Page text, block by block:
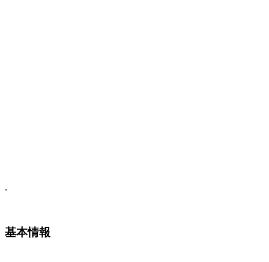
.
基本情報